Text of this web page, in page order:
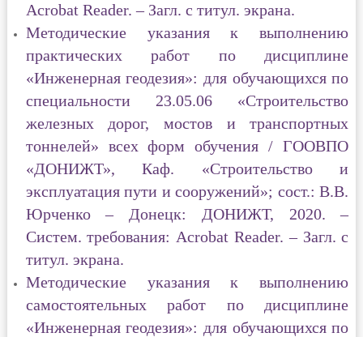
Acrobat Reader. – Загл. с титул. экрана.
Методические указания к выполнению
практических работ по дисциплине
«Инженерная геодезия»: для обучающихся по
специальности 23.05.06 «Строительство
железных дорог, мостов и транспортных
тоннелей» всех форм обучения / ГООВПО
«ДОНИЖТ», Каф. «Строительство и
эксплуатация пути и сооружений»; сост.: В.В.
Юрченко – Донецк: ДОНИЖТ, 2020. –
Систем. требования: Acrobat Reader. – Загл. с
титул. экрана.
Методические указания к выполнению
самостоятельных работ по дисциплине
«Инженерная геодезия»: для обучающихся по